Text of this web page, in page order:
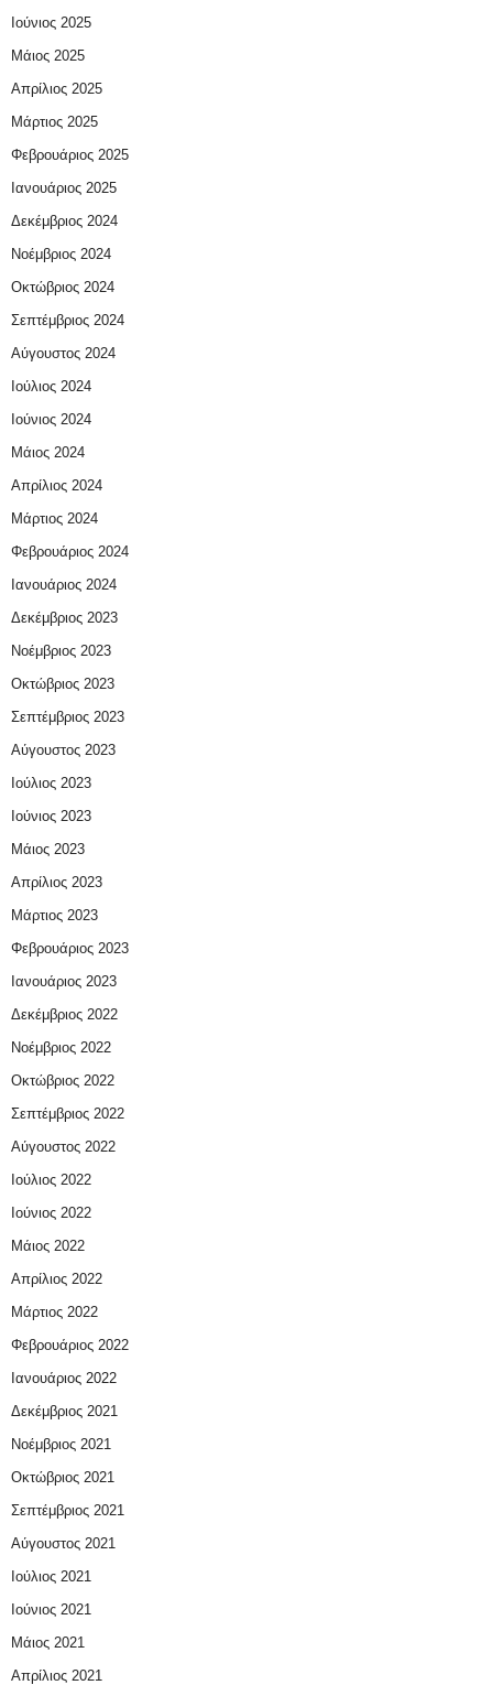
Ιούνιος 2025
Μάιος 2025
Απρίλιος 2025
Μάρτιος 2025
Φεβρουάριος 2025
Ιανουάριος 2025
Δεκέμβριος 2024
Νοέμβριος 2024
Οκτώβριος 2024
Σεπτέμβριος 2024
Αύγουστος 2024
Ιούλιος 2024
Ιούνιος 2024
Μάιος 2024
Απρίλιος 2024
Μάρτιος 2024
Φεβρουάριος 2024
Ιανουάριος 2024
Δεκέμβριος 2023
Νοέμβριος 2023
Οκτώβριος 2023
Σεπτέμβριος 2023
Αύγουστος 2023
Ιούλιος 2023
Ιούνιος 2023
Μάιος 2023
Απρίλιος 2023
Μάρτιος 2023
Φεβρουάριος 2023
Ιανουάριος 2023
Δεκέμβριος 2022
Νοέμβριος 2022
Οκτώβριος 2022
Σεπτέμβριος 2022
Αύγουστος 2022
Ιούλιος 2022
Ιούνιος 2022
Μάιος 2022
Απρίλιος 2022
Μάρτιος 2022
Φεβρουάριος 2022
Ιανουάριος 2022
Δεκέμβριος 2021
Νοέμβριος 2021
Οκτώβριος 2021
Σεπτέμβριος 2021
Αύγουστος 2021
Ιούλιος 2021
Ιούνιος 2021
Μάιος 2021
Απρίλιος 2021